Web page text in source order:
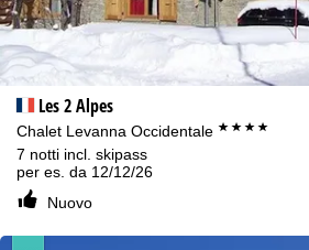
Les 2 Alpes
Chalet Levanna Occidentale ****
7 notti incl. skipass
per es. da 12/12/26
Nuovo